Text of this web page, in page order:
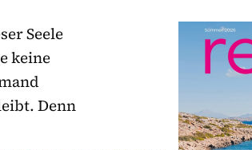
Seele
keine
Denn